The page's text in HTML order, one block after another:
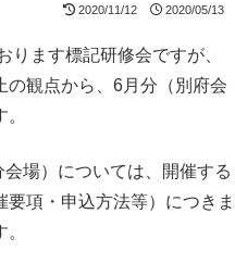
2020/11/12 2020/05/13
ます標記研修会ですが、
の観点から、6月分（別府会
場）については、開催する
項・申込方法等）につきま